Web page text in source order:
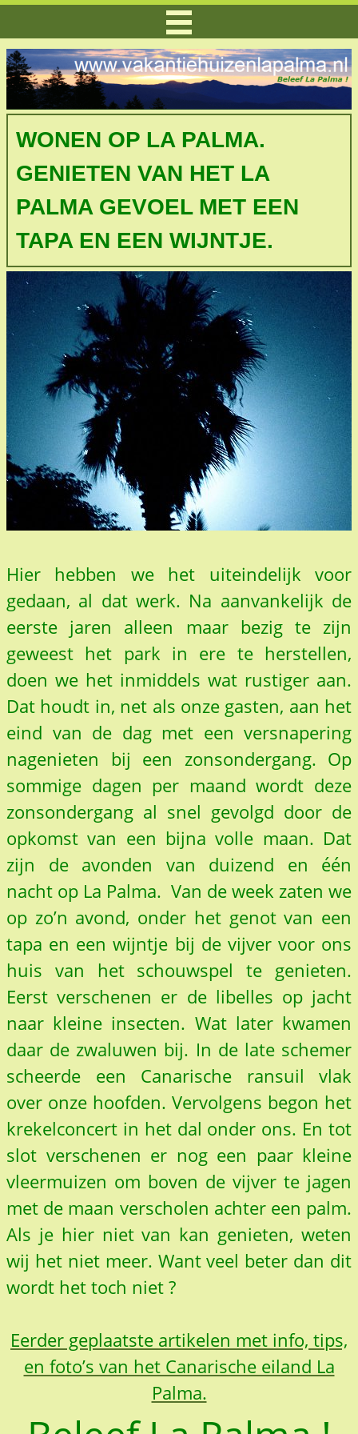
WONEN OP LA PALMA.
GENIETEN VAN HET LA
PALMA GEVOEL MET EEN
TAPA EN EEN WIJNTJE.
Hier hebben we het uiteindelijk voor
gedaan, al dat werk. Na aanvankelijk de
eerste jaren alleen maar bezig te zijn
geweest het park in ere te herstellen,
doen we het inmiddels wat rustiger aan.
Dat houdt in, net als onze gasten, aan het
eind van de dag met een versnapering
nagenieten bij een zonsondergang. Op
sommige dagen per maand wordt deze
zonsondergang al snel gevolgd door de
opkomst van een bijna volle maan. Dat
zijn de avonden van duizend en één
nacht op La Palma. Van de week zaten we
op zo’n avond, onder het genot van een
tapa en een wijntje bij de vijver voor ons
huis van het schouwspel te genieten.
Eerst verschenen er de libelles op jacht
naar kleine insecten. Wat later kwamen
daar de zwaluwen bij. In de late schemer
scheerde een Canarische ransuil vlak
over onze hoofden. Vervolgens begon het
krekelconcert in het dal onder ons. En tot
slot verschenen er nog een paar kleine
vleermuizen om boven de vijver te jagen
met de maan verscholen achter een palm.
Als je hier niet van kan genieten, weten
wij het niet meer. Want veel beter dan dit
wordt het toch niet ?
Eerder geplaatste artikelen met info, tips,
en foto’s van het Canarische eiland La
Palma.